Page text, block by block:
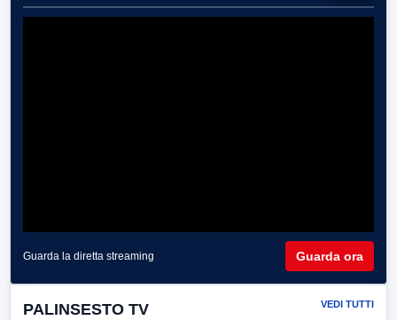
Guarda la diretta streaming Guarda ora
PALINSESTO TV VEDI TUTTI